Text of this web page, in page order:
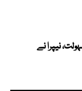
نیپرا نے